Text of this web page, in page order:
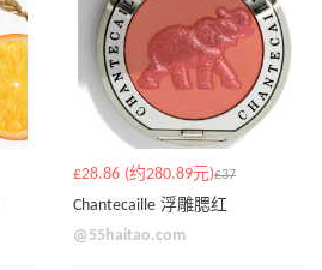
£28.86 (约280.89元)£37
Chantecaille 浮雕腮红
@55haitao.com